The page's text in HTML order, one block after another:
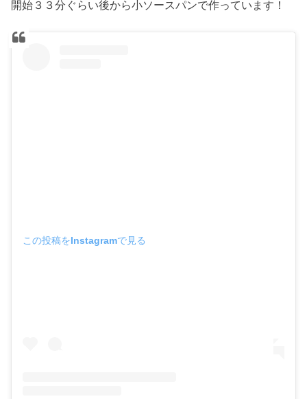
開始３３分ぐらい後から小ソースパンで作っています！
この投稿をInstagramで見る